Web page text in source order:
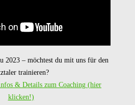
2023 – möchtest du mit uns für den
trainieren?
& Details zum Coaching (hier
klicken!)